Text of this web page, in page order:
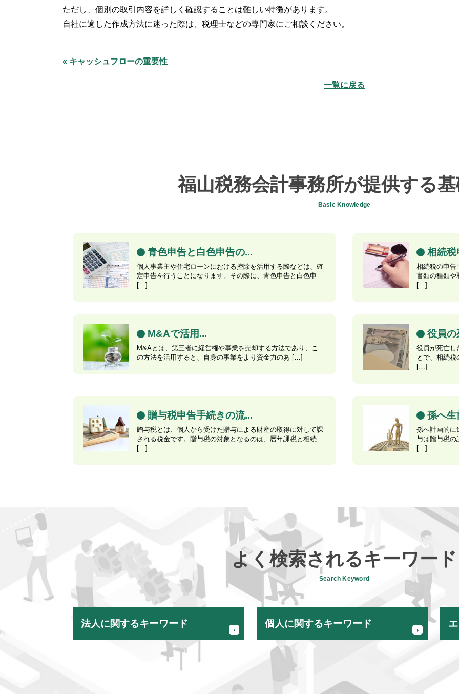
ただし、個別の取引内容を詳しく確認することは難しい特徴があります。
自社に適した作成方法に迷った際は、税理士などの専門家にご相談ください。
« キャッシュフローの重要性
一覧に戻る
福山税務会計事務所が提供する
Basic Knowledge
青色申告と白色申告の...
個人事業主や住宅ローンにおける控除を活用する際などは、確
定申告を行うことになります。その際に、青色申告と白色申
[…]
相続税
相続税の申告
書類の種類や
[…]
M&Aで活用...
M&Aとは、第三者に経営権や事業を売却する方法であり、こ
の方法を活用すると、自身の事業をより資金力のあ […]
役員の
役員が死亡し
とで、相続
[…]
贈与税申告手続きの流...
贈与税とは、個人から受けた贈与による財産の取得に対して課
される税金です。贈与税の対象となるのは、暦年課税と相続
[…]
孫へ生
孫へ計画的に
与は贈与税の
[…]
よく検索されるキーワード
Search Keyword
法人に関するキーワード 個人に関するキーワード
相続税 無申告
法人化 個人事業主 メリット
贈与税申告 110万円以下
個人事業主 法人化 手続き